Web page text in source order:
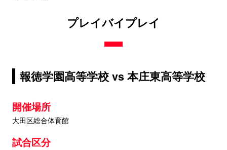
プレイバイプレイ
報徳学園高等学校 vs 本庄東高等学校
開催場所
大田区総合体育館
試合区分